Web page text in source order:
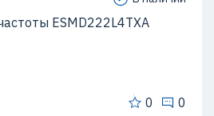
ESMD222L4TXA
0 0